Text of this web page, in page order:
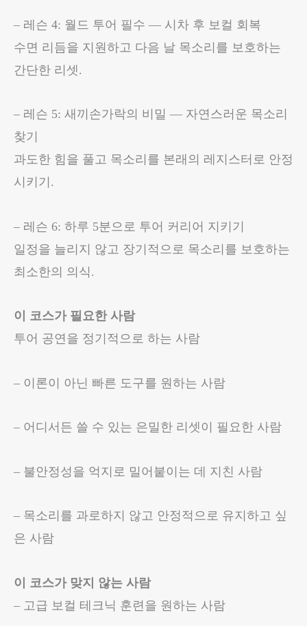
– 레슨 4: 월드 투어 필수 — 시차 후 보컬 회복
수면 리듬을 지원하고 다음 날 목소리를 보호하는
간단한 리셋.
– 레슨 5: 새끼손가락의 비밀 — 자연스러운 목소리
찾기
과도한 힘을 풀고 목소리를 본래의 레지스터로 안정
시키기.
– 레슨 6: 하루 5분으로 투어 커리어 지키기
일정을 늘리지 않고 장기적으로 목소리를 보호하는
최소한의 의식.
이 코스가 필요한 사람
투어 공연을 정기적으로 하는 사람
– 이론이 아닌 빠른 도구를 원하는 사람
– 어디서든 쓸 수 있는 은밀한 리셋이 필요한 사람
– 불안정성을 억지로 밀어붙이는 데 지친 사람
– 목소리를 과로하지 않고 안정적으로 유지하고 싶
은 사람
이 코스가 맞지 않는 사람
– 고급 보컬 테크닉 훈련을 원하는 사람